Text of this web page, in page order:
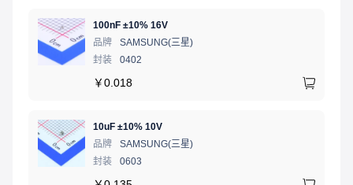
100nF ±10% 16V
品牌
SAMSUNG(三星)
封装
0402
￥0.018
10uF ±10% 10V
品牌
SAMSUNG(三星)
封装
0603